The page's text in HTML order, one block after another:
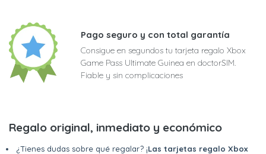
Pago seguro y con total garantía
Consigue en segundos tu tarjeta regalo Xbox
Game Pass Ultimate Guinea en doctorSIM.
Fiable y sin complicaciones
Regalo original, inmediato y económico
¿Tienes dudas sobre qué regalar? ¡Las tarjetas regalo Xbox